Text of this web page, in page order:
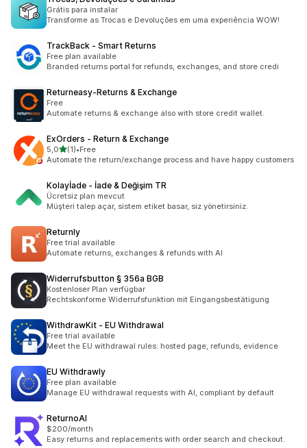
Grátis para instalar
Transforme as Trocas e Devoluções em uma experiência WOW!
TrackBack ‑ Smart Returns
Free plan available
Branded returns portal for refunds, exchanges, and store credi
Returneasy‑Returns & Exchange
Free
Automate returns & exchange also with store credit wallet.
ExOrders ‑ Return & Exchange
5,0na 5 gwiazdek
(1)
Łączna liczba recenzji: 1
•Free
Automate the return/exchange process and have happy customers
Kolayİade ‑ İade & Değişim TR
Ücretsiz plan mevcut
Müşteri talep açar, sistem etiket basar, siz yönetirsiniz.
Returnly
Free trial available
Automate returns, exchanges & refunds with AI
Widerrufsbutton § 356a BGB
Kostenloser Plan verfügbar
Rechtskonforme Widerrufsfunktion mit Eingangsbestätigung
WithdrawKit ‑ EU Withdrawal
Free trial available
Meet the EU withdrawal rules: hosted page, refunds, evidence
EU Withdrawly
Free plan available
Manage EU withdrawal requests with AI, compliant by default
ReturnoAI
$200/month
Easy returns and replacements with order search and checkout.